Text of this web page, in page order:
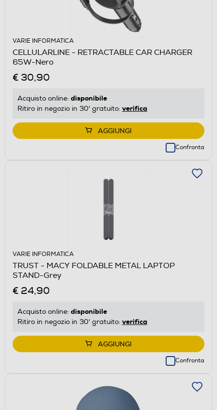
VARIE INFORMATICA
CELLULARLINE - RETRACTABLE CAR CHARGER
65W-Nero
€ 30,90
Acquisto online: disponibile
Ritiro in negozio in 30' gratuito: verifica
AGGIUNGI
Confronta
VARIE INFORMATICA
TRUST - MACY FOLDABLE METAL LAPTOP
STAND-Grey
€ 24,90
Acquisto online: disponibile
Ritiro in negozio in 30' gratuito: verifica
AGGIUNGI
Confronta